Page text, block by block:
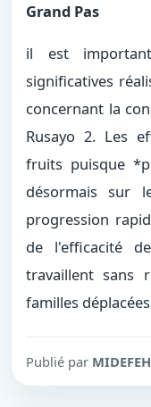
Grand Pas
il est
significatives
concernant la
Rusayo 2. Les
fruits puisque
désormais sur
progression
de l'efficacité
travaillent sans
familles
Publié par